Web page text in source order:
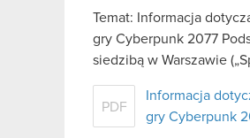
Temat: Informacja
gry Cyberpunk 2077
siedzibą w Warszawie
PDF
Informacja
gry Cyberpunk